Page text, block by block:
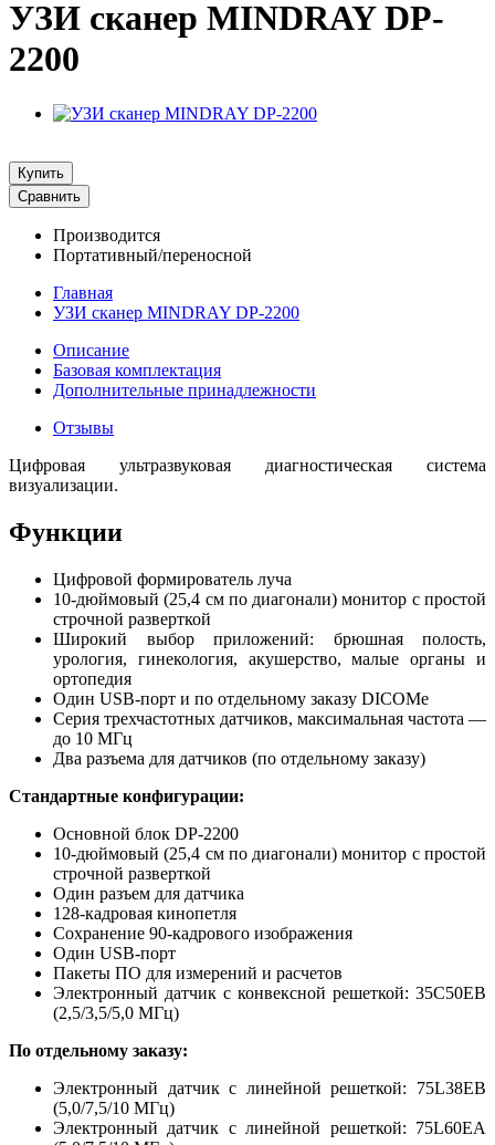
УЗИ сканер MINDRAY DP-
2200
Купить
Сравнить
Производится
Портативный/переносной
Главная
УЗИ сканер MINDRAY DP-2200
Описание
Базовая комплектация
Дополнительные принадлежности
Отзывы
Цифровая ультразвуковая диагностическая система
визуализации.
Функции
Цифровой формирователь луча
10-дюймовый (25,4 см по диагонали) монитор с простой
строчной разверткой
Широкий выбор приложений: брюшная полость,
урология, гинекология, акушерство, малые органы и
ортопедия
Один USB-порт и по отдельному заказу DICOMe
Серия трехчастотных датчиков, максимальная частота —
до 10 МГц
Два разъема для датчиков (по отдельному заказу)
Стандартные конфигурации:
Основной блок DP-2200
10-дюймовый (25,4 см по диагонали) монитор с простой
строчной разверткой
Один разъем для датчика
128-кадровая кинопетля
Сохранение 90-кадрового изображения
Один USB-порт
Пакеты ПО для измерений и расчетов
Электронный датчик с конвексной решеткой: 35C50EB
(2,5/3,5/5,0 МГц)
По отдельному заказу:
Электронный датчик с линейной решеткой: 75L38EB
(5,0/7,5/10 МГц)
Электронный датчик с линейной решеткой: 75L60EA